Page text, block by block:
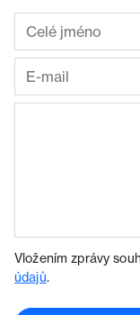
Vložením zprávy
údajů.